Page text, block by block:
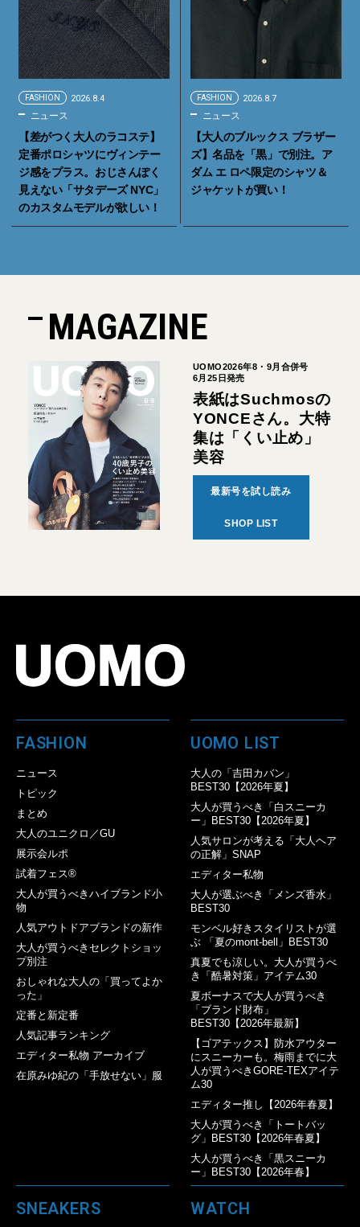
FASHION 2026.8.4
ニュース
【差がつく大人のラコステ】
定番ポロシャツにヴィンテー
ジ感をプラス。おじさんぽく
見えない「サタデーズ NYC」
のカスタムモデルが欲しい！
FASHION 2026.8.7
ニュース
【大人のブルックス ブラザー
ズ】名品を「黒」で別注。ア
ダム エ ロペ限定のシャツ＆
ジャケットが買い！
MAGAZINE
UOMO2026年8・9月合併号
6月25日発売
表紙はSuchmosの
YONCEさん。大特
集は「くい止め」
美容
最新号を試し読み
SHOP LIST
FASHION
ニュース
トピック
まとめ
大人のユニクロ／GU
展示会ルポ
試着フェス®︎
大人が買うべきハイブランド小
物
人気アウトドアブランドの新作
大人が買うべきセレクトショッ
プ別注
おしゃれな大人の「買ってよか
った」
定番と新定番
人気記事ランキング
エディター私物 アーカイブ
在原みゆ紀の「手放せない」服
UOMO LIST
大人の「吉田カバン」
BEST30【2026年夏】
大人が買うべき「白スニーカ
ー」BEST30【2026年夏】
人気サロンが考える「大人ヘア
の正解」SNAP
エディター私物
大人が選ぶべき「メンズ香水」
BEST30
モンベル好きスタイリストが選
ぶ 「夏のmont-bell」BEST30
真夏でも涼しい。大人が買うべ
き「酷暑対策」アイテム30
夏ボーナスで大人が買うべき
「ブランド財布」
BEST30【2026年最新】
【ゴアテックス】防水アウター
にスニーカーも。梅雨までに大
人が買うべきGORE-TEXアイテ
ム30
エディター推し【2026年春夏】
大人が買うべき「トートバッ
グ」BEST30【2026年春夏】
大人が買うべき「黒スニーカ
ー」BEST30【2026年春】
SNEAKERS WATCH